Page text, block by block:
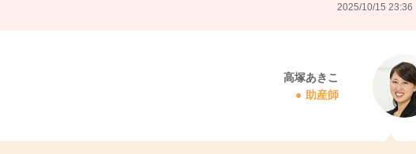
2025/10/15 23:36
高塚あきこ
助産師